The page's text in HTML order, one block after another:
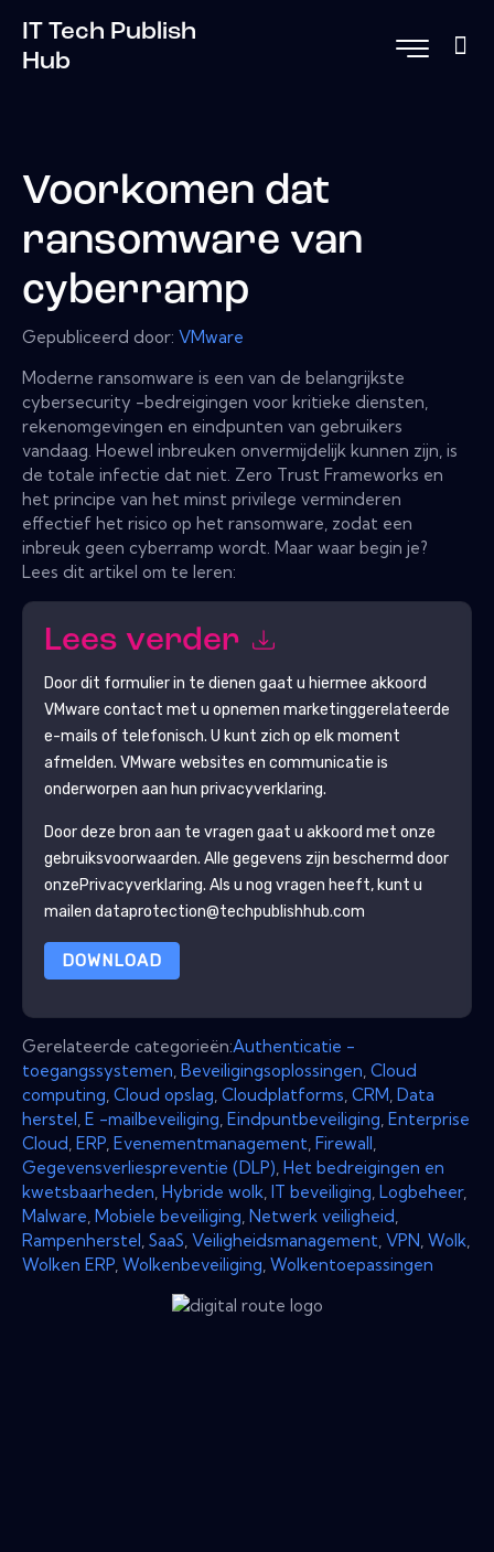
IT Tech Publish
Hub
Voorkomen dat
ransomware van
cyberramp
Gepubliceerd door: VMware
Moderne ransomware is een van de belangrijkste
cybersecurity -bedreigingen voor kritieke diensten,
rekenomgevingen en eindpunten van gebruikers
vandaag. Hoewel inbreuken onvermijdelijk kunnen zijn, is
de totale infectie dat niet. Zero Trust Frameworks en
het principe van het minst privilege verminderen
effectief het risico op het ransomware, zodat een
inbreuk geen cyberramp wordt. Maar waar begin je?
Lees dit artikel om te leren:
Lees verder
Door dit formulier in te dienen gaat u hiermee akkoord
VMware contact met u opnemen marketinggerelateerde
e-mails of telefonisch. U kunt zich op elk moment
afmelden. VMware websites en communicatie is
onderworpen aan hun privacyverklaring.
Door deze bron aan te vragen gaat u akkoord met onze
gebruiksvoorwaarden. Alle gegevens zijn beschermd door
onzePrivacyverklaring. Als u nog vragen heeft, kunt u
mailen dataprotection@techpublishhub.com
DOWNLOAD
Gerelateerde categorieën:Authenticatie -
toegangssystemen Beveiligingsoplossingen Cloud
computing Cloud opslag Cloudplatforms CRM Data
herstel E -mailbeveiliging Eindpuntbeveiliging Enterprise
Cloud ERP Evenementmanagement Firewall
Gegevensverliespreventie (DLP) Het bedreigingen en
kwetsbaarheden Hybride wolk IT beveiliging Logbeheer,
Malware Mobiele beveiliging Netwerk veiligheid
Rampenherstel SaaS Veiligheidsmanagement VPN Wolk
Wolken ERP Wolkenbeveiliging Wolkentoepassingen